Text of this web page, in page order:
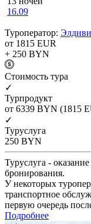
16.09
Туроператор: Элдиви
от 1815 EUR
+ 250 BYN
Cтоимость тура
✓
Турпродукт
от 6339 BYN (1815
✓
Туруслуга
250 BYN
Туруслуга -
бронирования.
У некоторых
транспортное
первую очередь
Подробнее